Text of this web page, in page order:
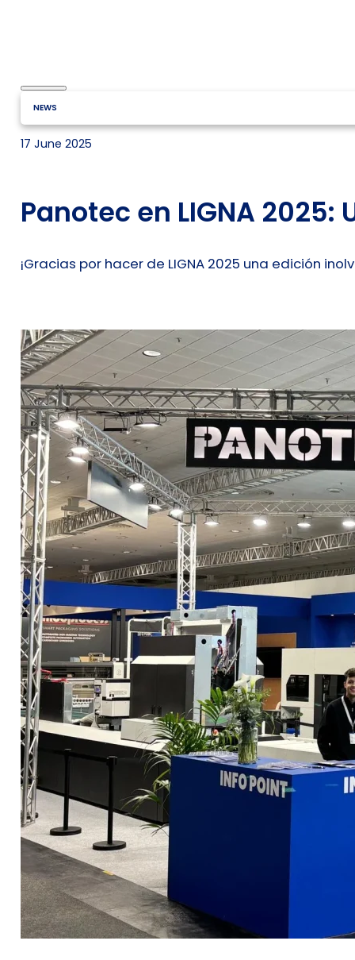
NEWS
17 June 2025
Panotec en LIGNA 2025:
¡Gracias por hacer de LIGNA 2025 una edición